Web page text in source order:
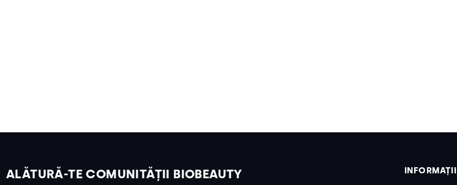
ALĂTURĂ-TE COMUNITĂȚII BIOBEAUTY INFORMAȚII